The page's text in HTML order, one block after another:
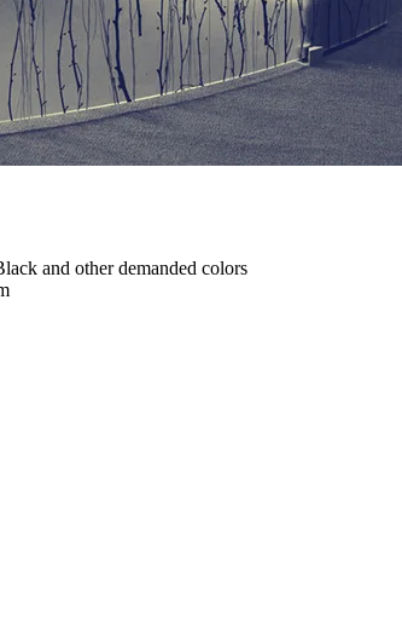
and other demanded colors